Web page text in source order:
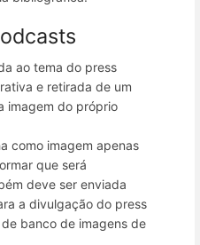
ao tema do press
e retirada de um
imagem do próprio
como imagem apenas
que será
deve ser enviada
a divulgação do press
banco de imagens de